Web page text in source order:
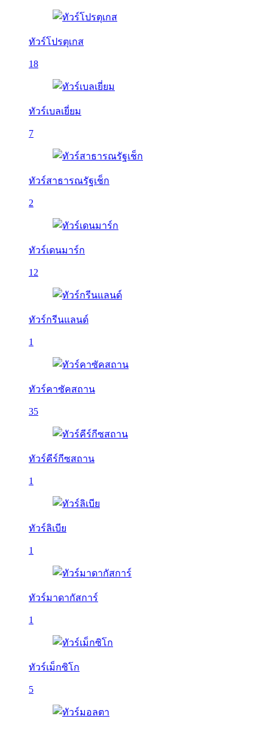
ทัวร์โปรตุเกส
18
ทัวร์เบลเยี่ยม
7
ทัวร์สาธารณรัฐเช็ก
2
ทัวร์เดนมาร์ก
12
ทัวร์กรีนแลนด์
1
ทัวร์คาซัคสถาน
35
ทัวร์คีร์กีซสถาน
1
ทัวร์ลิเบีย
1
ทัวร์มาดากัสการ์
1
ทัวร์เม็กซิโก
5